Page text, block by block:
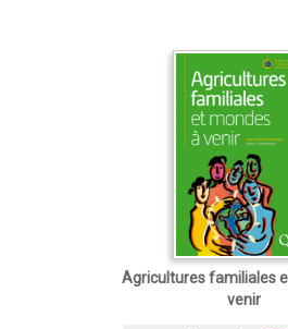
Agricultures familiales
venir